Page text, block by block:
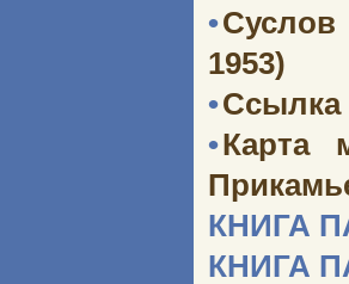
•
1953)
•Ссылка
•Карта
КНИГА
КНИГА